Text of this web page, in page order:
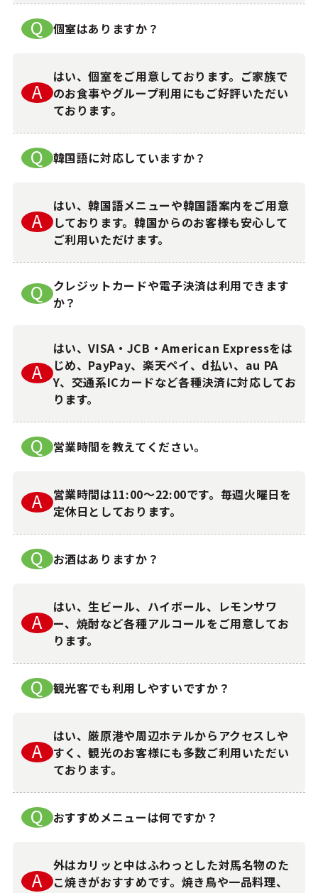
Q 個室はありますか？
A
はい、個室をご用意しております。ご家族で
のお食事やグループ利用にもご好評いただい
ております。
Q 韓国語に対応していますか？
A
はい、韓国語メニューや韓国語案内をご用意
しております。韓国からのお客様も安心して
ご利用いただけます。
Q
クレジットカードや電子決済は利用できます
か？
A
はい、VISA・JCB・American Expressをは
じめ、PayPay、楽天ペイ、d払い、au PA
Y、交通系ICカードなど各種決済に対応してお
ります。
Q 営業時間を教えてください。
A
営業時間は11:00～22:00です。毎週火曜日を
定休日としております。
Q お酒はありますか？
A
はい、生ビール、ハイボール、レモンサワ
ー、焼酎など各種アルコールをご用意してお
ります。
Q 観光客でも利用しやすいですか？
A
はい、厳原港や周辺ホテルからアクセスしや
すく、観光のお客様にも多数ご利用いただい
ております。
Q おすすめメニューは何ですか？
A
外はカリッと中はふわっとした対馬名物のた
こ焼きがおすすめです。焼き鳥や一品料理、